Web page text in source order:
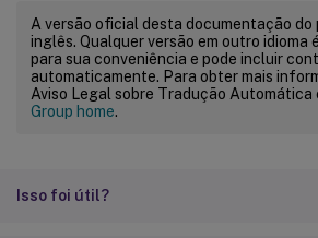
A versão oficial desta documentação do
inglês. Qualquer versão em outro idioma
para sua conveniência e pode incluir
automaticamente. Para obter mais
Aviso Legal sobre Tradução Automática
Group home.
Isso foi útil?